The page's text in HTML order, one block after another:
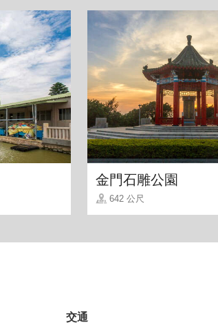
金門石雕公園
642 公尺
交通